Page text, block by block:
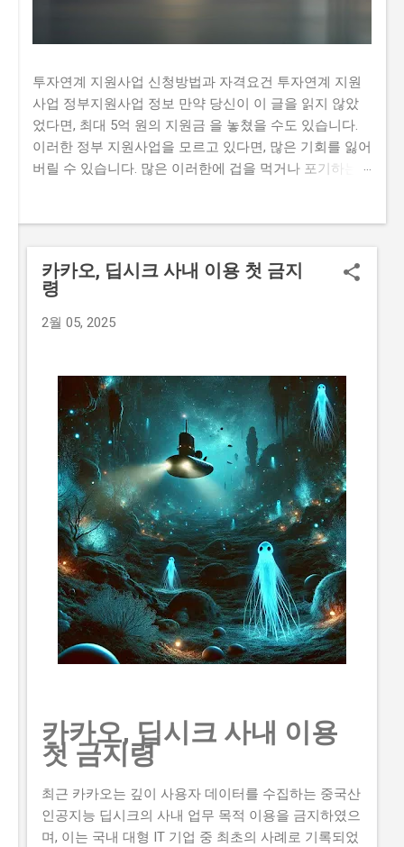
투자연계 지원사업 신청방법과 자격요건 투자연계 지원
사업 정부지원사업 정보 만약 당신이 이 글을 읽지 않았
었다면, 최대 5억 원의 지원금 을 놓쳤을 수도 있습니다.
이러한 정부 지원사업을 모르고 있다면, 많은 기회를 잃어
버릴 수 있습니다. 많은 이러한에 겁을 먹거나 포기하는
있을까? 신청 자격과 준비물 지원 내용과 실제 혜택 단계
별 신청 방법 탈락하는 이유와 합격 전략 필수 서류 체크
리스트 필수 서류는 다음과 같습니다. 사업 계획서 사업
자금 운영 등 📖 2026 소상공인 지원금 신청 방법과 자...
보러가기 지원 내용과 실제 혜택 지원금액 지원금액은 최
대 5억 원 이며, 지원 내용은 사업화 자금, 멘토링, 교육비
등입니다. 현금 외 비현금 지원 현금 외 비현금 지원에는
공간, 네트워크, 판로 등이 있습니다. 후기 실제로 지원받
은 사람들의 후기는 다음과 같습니다. - "투자연계 지원사
업을 통해 사업을 성장 시킬 수 있었습니다." - "멘토링을
통해 경험을 쌓을 수 있었습니다." - "교육비 지원으로 인
력 개발 에 집중할 수 있었습니다." 핵심 포인트 투자연계
지원사업은 사업화 자금, 멘토링, 교육비 등 다양한 지원
을 제공합니다. 단계별 방법 사전 준비 단계 사전 준비 단
계에서는 다음과 같은 서류를 준비해야 합니다. - 2026년
소상공인 지원금 받는 법 - 중소기업 지원금 종류와 신청
방법 온라인...
카카오, 딥시크 사내 이용 첫 금지
령
2월 05, 2025
카카오, 딥시크 사내 이용
첫 금지령
최근 카카오는 깊이 사용자 데이터를 수집하는 중국산
인공지능 딥시크의 사내 업무 목적 이용을 금지하였으
며, 이는 국내 대형 IT 기업 중 최초의 사례로 기록되었